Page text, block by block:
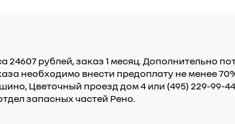
24607 рублей, заказ 1 месяц. Дополнительно
необходимо внести предоплату не менее
Цветочный проезд дом 4 или (495) 229-
запасных частей Рено.